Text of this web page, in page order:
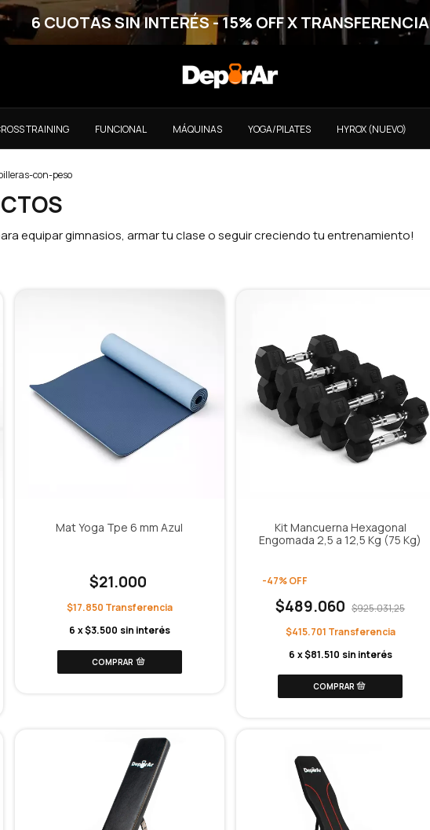
6 CUOTAS SIN INTERÉS - 15% OFF X TRANSFERENCIA
TRAINING FUNCIONAL MÁQUINAS YOGA/PILATES HYROX (NUEVO)
con-peso
equipar gimnasios, armar tu clase o seguir creciendo tu entrenamiento!
Mat Yoga Tpe 6 mm Azul
$21.000
$17.850
6 x$3.500 sin interés
Kit Mancuerna Hexagonal
Engomada 2,5 a 12,5 Kg (75 Kg)
-47%OFF
$489.060 $925.031,25
$415.701
6 x$81.510 sin interés